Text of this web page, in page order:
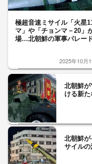
極超音速ミサイル「火星
マ」や「チョンマ－20」
場…北朝鮮の軍事パレー
2025年10月
北朝鮮
ける新
北朝鮮が
サイル